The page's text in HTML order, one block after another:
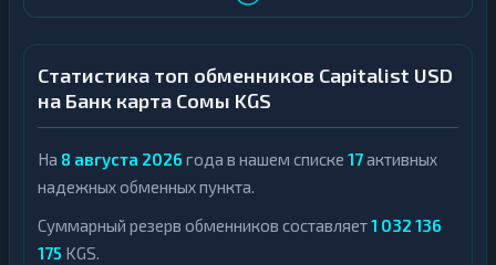
Статистика топ обменников Capitalist USD
на Банк карта Сомы KGS
На 8 августа 2026 года в нашем списке 17активных
надежных обменных пункта.
Суммарный резерв обменников составляет1 032 136
175 KGS.